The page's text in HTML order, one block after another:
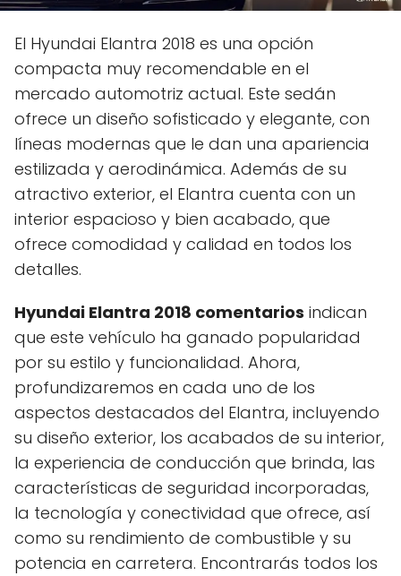
El Hyundai Elantra 2018 es una opción
compacta muy recomendable en el
mercado automotriz actual. Este sedán
ofrece un diseño sofisticado y elegante, con
líneas modernas que le dan una apariencia
estilizada y aerodinámica. Además de su
atractivo exterior, el Elantra cuenta con un
interior espacioso y bien acabado, que
ofrece comodidad y calidad en todos los
detalles.
Hyundai Elantra 2018 comentarios indican
que este vehículo ha ganado popularidad
por su estilo y funcionalidad. Ahora,
profundizaremos en cada uno de los
aspectos destacados del Elantra, incluyendo
su diseño exterior, los acabados de su interior,
la experiencia de conducción que brinda, las
características de seguridad incorporadas,
la tecnología y conectividad que ofrece, así
como su rendimiento de combustible y su
potencia en carretera. Encontrarás todos los